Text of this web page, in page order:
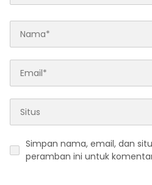
Simpan nama, email, dan
peramban ini untuk